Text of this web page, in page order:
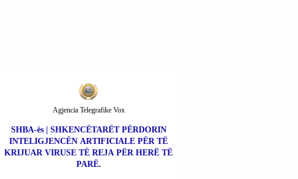
SHBA-ës | SHKENCËTARËT PËRDORIN
INTELIGJENCËN ARTIFICIALE PËR TË
KRIJUAR VIRUSE TË REJA PËR HERË TË
PARË.
Agjencia Telegrafike Vox